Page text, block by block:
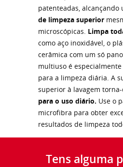
patenteadas, alcançando
de limpeza superior
microscópicas. Limpa
como aço inoxidável, o
cerâmica com um só
multiuso é
para a limpeza diária. A
superior à lavagem
para o uso diário. Use o
microfibra para obter
resultados de limpeza
Tens alguma